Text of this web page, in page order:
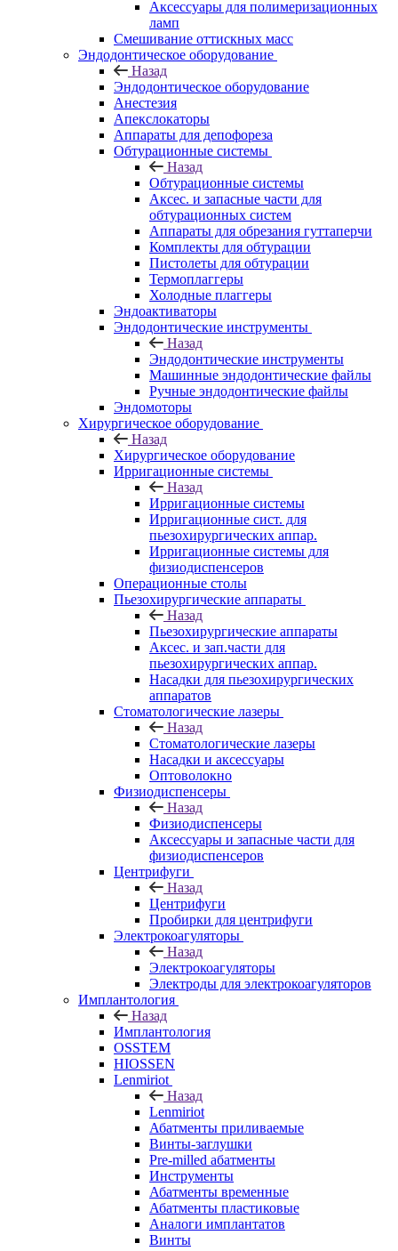
Аксессуары для полимеризационных
ламп
Смешивание оттискных масс
Эндодонтическое оборудование
Назад
Эндодонтическое оборудование
Анестезия
Апекслокаторы
Аппараты для депофореза
Обтурационные системы
Назад
Обтурационные системы
Аксес. и запасные части для
обтурационных систем
Аппараты для обрезания гуттаперчи
Комплекты для обтурации
Пистолеты для обтурации
Термоплаггеры
Холодные плаггеры
Эндоактиваторы
Эндодонтические инструменты
Назад
Эндодонтические инструменты
Машинные эндодонтические файлы
Ручные эндодонтические файлы
Эндомоторы
Хирургическое оборудование
Назад
Хирургическое оборудование
Ирригационные системы
Назад
Ирригационные системы
Ирригационные сист. для
пьезохирургических аппар.
Ирригационные системы для
физиодиспенсеров
Операционные столы
Пьезохирургические аппараты
Назад
Пьезохирургические аппараты
Аксес. и зап.части для
пьезохирургических аппар.
Насадки для пьезохирургических
аппаратов
Стоматологические лазеры
Назад
Стоматологические лазеры
Насадки и аксессуары
Оптоволокно
Физиодиспенсеры
Назад
Физиодиспенсеры
Аксессуары и запасные части для
физиодиспенсеров
Центрифуги
Назад
Центрифуги
Пробирки для центрифуги
Электрокоагуляторы
Назад
Электрокоагуляторы
Электроды для электрокоагуляторов
Имплантология
Назад
Имплантология
OSSTEM
HIOSSEN
Lenmiriot
Назад
Lenmiriot
Абатменты приливаемые
Винты-заглушки
Pre-milled абатменты
Инструменты
Абатменты временные
Абатменты пластиковые
Аналоги имплантатов
Винты